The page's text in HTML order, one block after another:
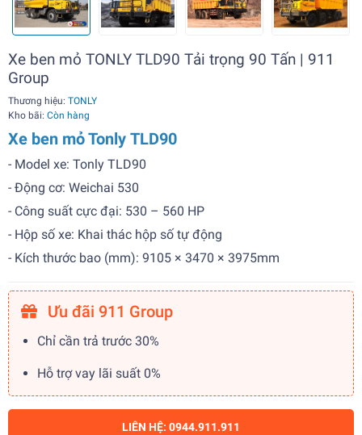
Xe ben mỏ TONLY TLD90 Tải trọng 90 Tấn | 911
Group
Thương hiệu: TONLY
Kho bãi: Còn hàng
Xe ben mỏ Tonly TLD90
- Model xe: Tonly TLD90
- Động cơ: Weichai 530
- Công suất cực đại: 530 – 560 HP
- Hộp số xe: Khai thác hộp số tự động
- Kích thước bao (mm): 9105 × 3470 × 3975mm
Ưu đãi 911 Group
Chỉ cần trả trước 30%
Hỗ trợ vay lãi suất 0%
LIÊN HỆ: 0944.911.911